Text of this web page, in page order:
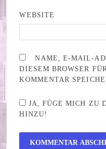
WEBSITE
NAME, E-MAIL-
DIESEM BROWSER
KOMMENTAR
JA, FÜGE MICH ZU
HINZU!